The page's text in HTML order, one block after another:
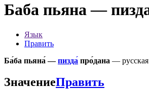
Баба пьяна —
Язык
Править
Ба́ба пьяна́ —пизда́ про́дана —
ЗначениеПравить